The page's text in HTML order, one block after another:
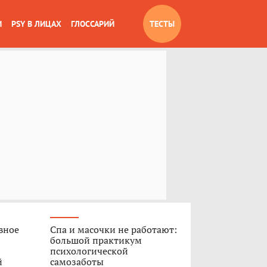
PSY В ЛИЦАХ ГЛОССАРИЙ ТЕСТЫ
Спа и масочки не работают:
большой практикум
психологической
самозаботы